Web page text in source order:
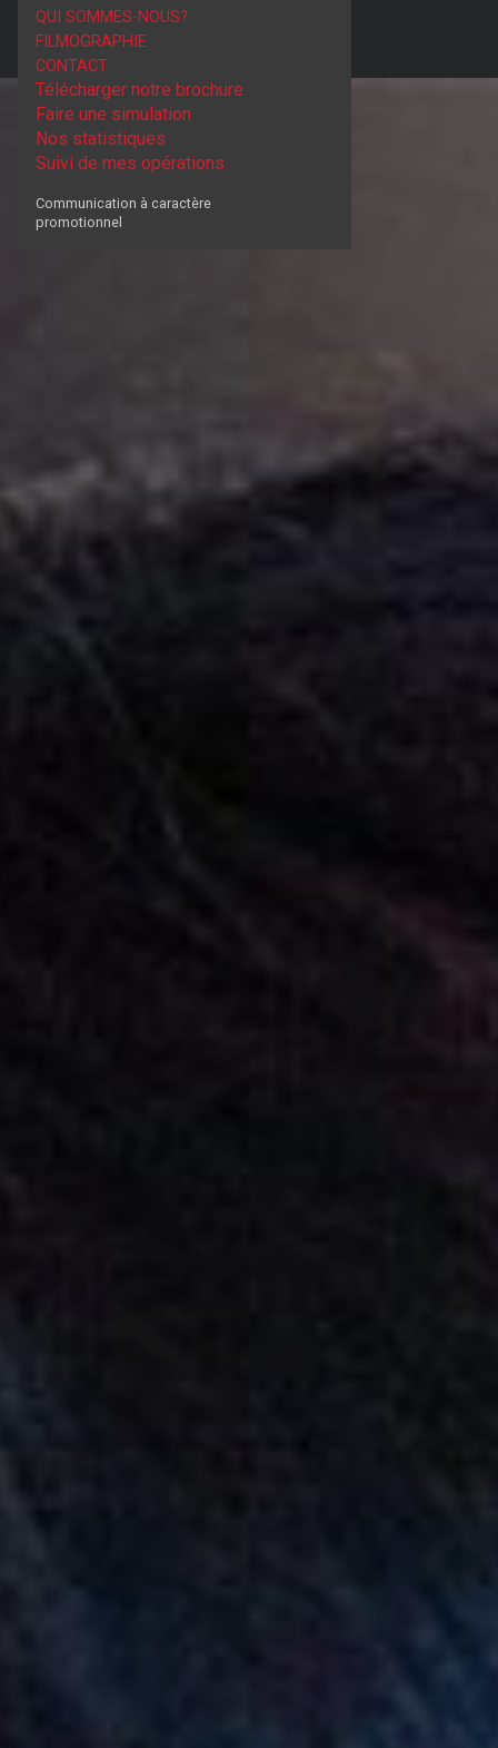
Télécharger notre brochure
Faire une simulation
Nos statistiques
Suivi de mes opérations
Communication à caractère
promotionnel
QUI SOMMES-NOUS?
FILMOGRAPHIE
CONTACT